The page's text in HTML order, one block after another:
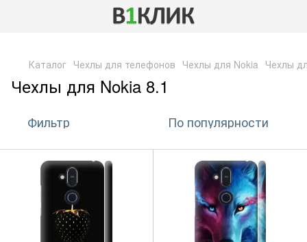
Каталог Чехлы для телефонов Чехлы для Nokia Чехлы
Чехлы для Nokia 8.1
Фильтр По популярности